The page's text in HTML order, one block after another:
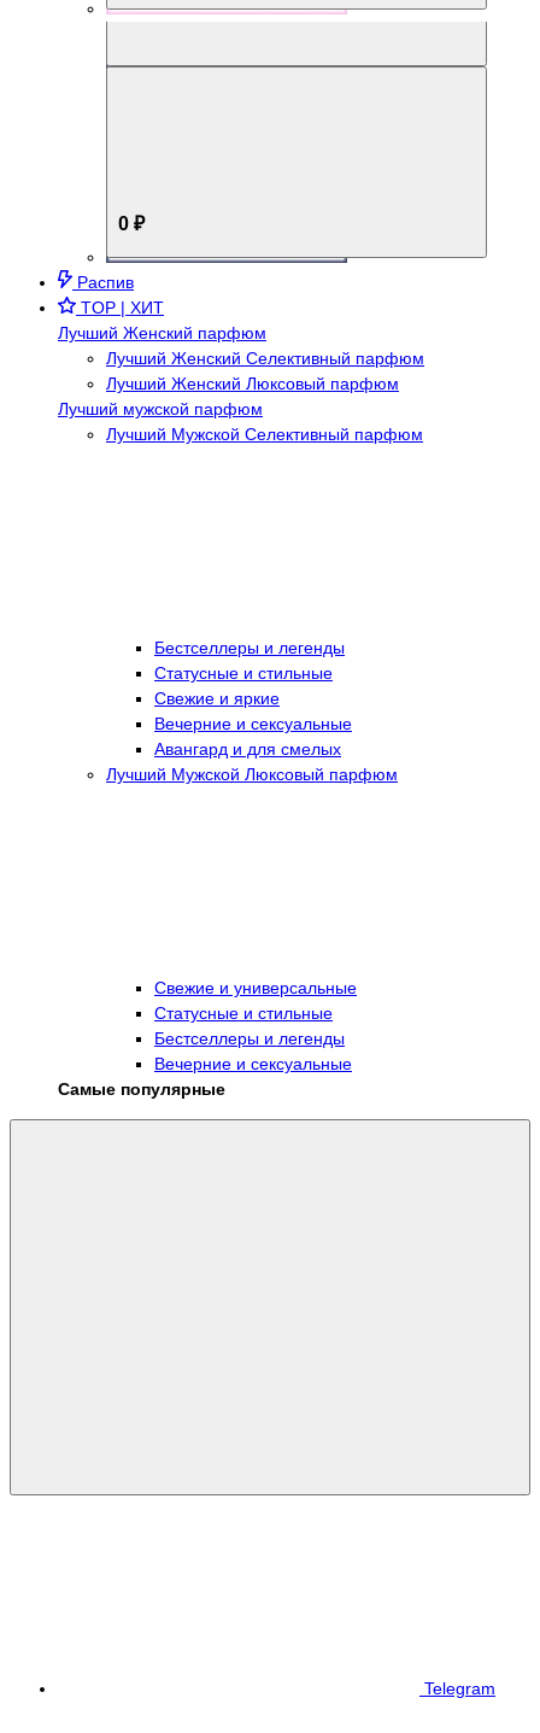
0 ₽
Распив
TOP | ХИТ
Лучший Женский парфюм
Лучший Женский Селективный парфюм
Лучший Женский Люксовый парфюм
Лучший мужской парфюм
Лучший Мужской Селективный парфюм
Бестселлеры и легенды
Статусные и стильные
Свежие и яркие
Вечерние и сексуальные
Авангард и для смелых
Лучший Мужской Люксовый парфюм
Свежие и универсальные
Статусные и стильные
Бестселлеры и легенды
Вечерние и сексуальные
Самые популярные
Telegram